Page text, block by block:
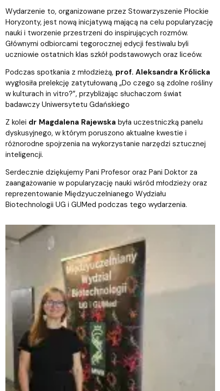
Wydarzenie to, organizowane przez Stowarzyszenie Płockie
Horyzonty, jest nową inicjatywą mającą na celu popularyzację
nauki i tworzenie przestrzeni do inspirujących rozmów.
Głównymi odbiorcami tegorocznej edycji festiwalu byli
uczniowie ostatnich klas szkół podstawowych oraz liceów.
Podczas spotkania z młodzieżą, prof. Aleksandra Królicka
wygłosiła prelekcję zatytułowaną „Do czego są zdolne rośliny
w kulturach in vitro?”, przybliżając słuchaczom świat
badawczy Uniwersytetu Gdańskiego
Z kolei dr Magdalena Rajewska była uczestniczką panelu
dyskusyjnego, w którym poruszono aktualne kwestie i
różnorodne spojrzenia na wykorzystanie narzędzi sztucznej
inteligencji.
Serdecznie dziękujemy Pani Profesor oraz Pani Doktor za
zaangażowanie w popularyzację nauki wśród młodzieży oraz
reprezentowanie Międzyuczelnianego Wydziału
Biotechnologii UG i GUMed podczas tego wydarzenia.